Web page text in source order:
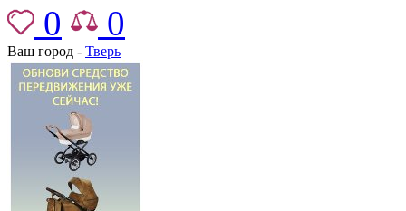
0 0
Ваш город - Тверь